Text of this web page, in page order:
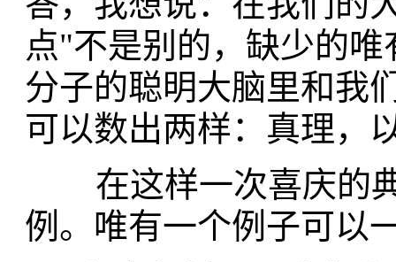
点"不是别的，缺少的
分子的聪明大脑里和我
可以数出两样：真理，
在这样一次喜庆的典
例。唯有一个例子可